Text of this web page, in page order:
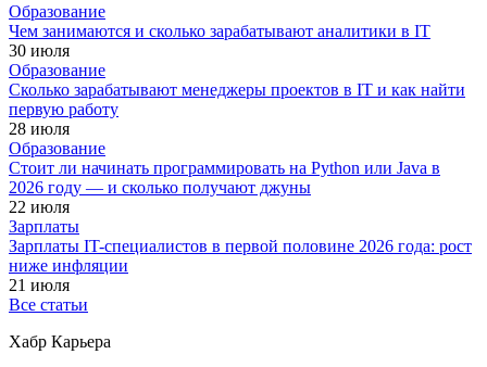
Образование
Чем занимаются и сколько зарабатывают аналитики в IT
30 июля
Образование
Сколько зарабатывают менеджеры проектов в IT и как найти
первую работу
28 июля
Образование
Стоит ли начинать программировать на Python или Java в
2026 году — и сколько получают джуны
22 июля
Зарплаты
Зарплаты IT-специалистов в первой половине 2026 года: рост
ниже инфляции
21 июля
Все статьи
Хабр Карьера